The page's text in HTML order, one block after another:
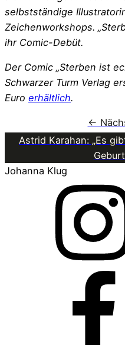
selbstständige
Zeichenworkshops.
ihr Comic-Debüt.
Der Comic „Sterben ist
Schwarzer Turm Verlag
Euro erhältlich.
←
Astrid Karahan: „Es
Johanna Klug